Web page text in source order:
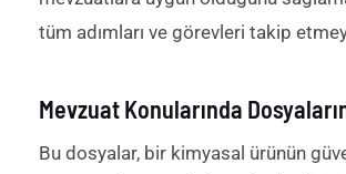
tüm adımları ve görevleri takip
Mevzuat Konularında
Bu dosyalar, bir kimyasal ürünün